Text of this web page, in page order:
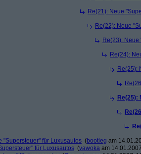
Re(21): Neue
Re(22): Neue
Re(23):
Re(24):
Re(25):
Re(25):
"Supersteuer" für Luxusautos (bootleg am
für Luxusautos (vawoka am